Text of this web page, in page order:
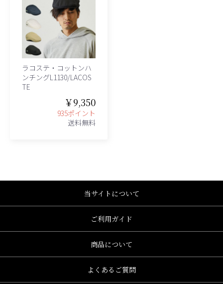
ラコステ・コットンハ
ンチングL1130/LACOS
TE
￥9,350
935ポイント
送料無料
当サイトについて
ご利用ガイド
商品について
よくあるご質問